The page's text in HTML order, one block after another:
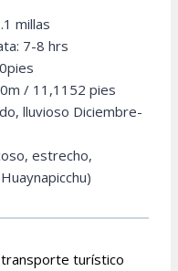
millas
7-8 hrs
/ 11,1152 pies
lluvioso Diciembre-
estrecho,
transporte turístico